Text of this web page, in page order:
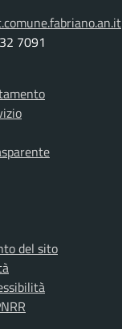
7091
del sito